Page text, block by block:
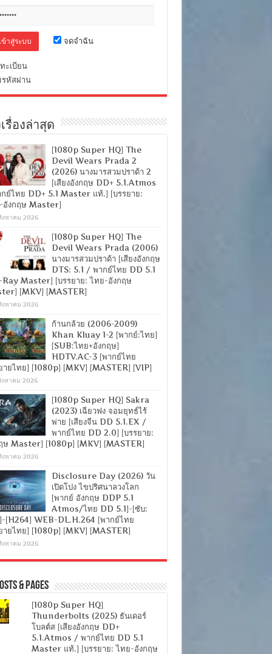
จดจำฉัน
ะเบียน
หัสผ่าน
รื่องล่าสุด
[1080p Super HQ] The
Devil Wears Prada 2
(2026) นางมารสวมปราด้า 2
[เสียงอังกฤษ DD+ 5.1.Atmos
ย์ไทย DD+ 5.1 Master แท้.] [บรรยาย:
อังกฤษ Master]
งหาคม 2026
[1080p Super HQ] The
Devil Wears Prada (2006)
นางมารสวมปราด้า [เสียงอังกฤษ
DTS: 5.1 / พากย์ไทย DD 5.1
Master] [บรรยาย: ไทย-อังกฤษ
[MKV] [MASTER]
งหาคม 2026
ก้านกล้วย (2006-2009)
Khan Kluay 1-2 [พากย์:ไทย]
[SUB:ไทย+อังกฤษ]
HDTV.AC-3 [พากย์ไทย
ายไทย] [1080p] [MKV] [MASTER] [VIP]
งหาคม 2026
[1080p Super HQ] Sakra
(2023) เฉียวฟง จอมยุทธ์ไร้
พ่าย [เสียงจีน DD 5.1.EX /
พากย์ไทย DD 2.0] [บรรยาย:
ษ Master] [1080p] [MKV] [MASTER]
งหาคม 2026
Disclosure Day (2026) วัน
เปิดโปง ไขปริศนาลวงโลก
[พากย์ อังกฤษ DDP 5.1
Atmos/ไทย DD 5.1]-[ซับ:
[H264] WEB-DL.H.264 [พากย์ไทย
ายไทย] [1080p] [MKV] [MASTER]
งหาคม 2026
& Pages
[1080p Super HQ]
Thunderbolts (2025) ธันเดอร์
โบลต์ส [เสียงอังกฤษ DD+
5.1.Atmos / พากย์ไทย DD 5.1
Master แท้.] [บรรยาย: ไทย-อังกฤษ